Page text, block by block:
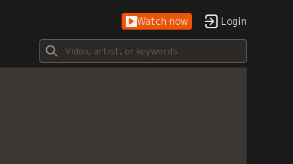
Watch now Login